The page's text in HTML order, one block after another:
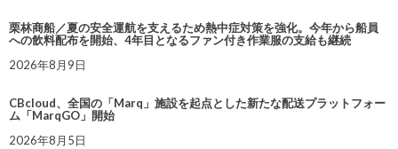
栗林商船／夏の安全運航を支えるため熱中症対策を強化。今年から船員
への飲料配布を開始、4年目となるファン付き作業服の支給も継続
2026年8月9日
CBcloud、全国の「Marq」施設を起点とした新たな配送プラットフォー
ム「MarqGO」開始
2026年8月5日